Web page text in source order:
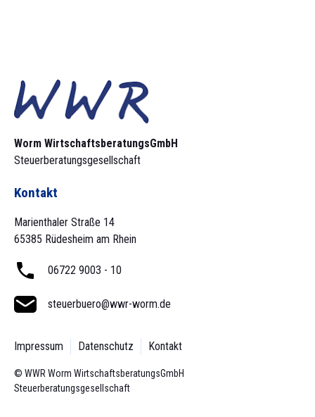
Worm Wirtschaftsberatungs­GmbH
Steuerberatungsgesellschaft
Kontakt
Marienthaler Straße 14
65385 Rüdesheim am Rhein
06722 9003 - 10
steuerbuero@wwr-worm.de
Impressum Datenschutz Kontakt
© WWR Worm Wirtschaftsberatungs­GmbH
Steuerberatungsgesellschaft